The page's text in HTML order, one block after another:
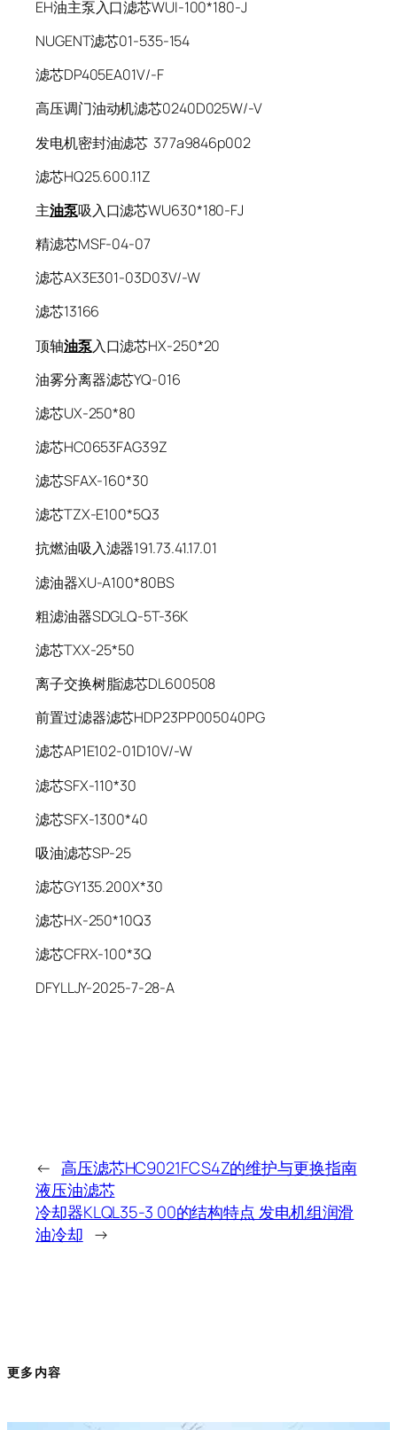
EH油主泵入口滤芯WUI-100*180-J
NUGENT滤芯01-535-154
滤芯DP405EA01V/-F
高压调门油动机滤芯0240D025W/-V
发电机密封油滤芯 377a9846p002
滤芯HQ25.600.11Z
主油泵吸入口滤芯WU630*180-FJ
精滤芯MSF-04-07
滤芯AX3E301-03D03V/-W
滤芯13166
顶轴油泵入口滤芯HX-250*20
油雾分离器滤芯YQ-016
滤芯UX-250*80
滤芯HC0653FAG39Z
滤芯SFAX-160*30
滤芯TZX-E100*5Q3
抗燃油吸入滤器191.73.41.17.01
滤油器XU-A100*80BS
粗滤油器SDGLQ-5T-36K
滤芯TXX-25*50
离子交换树脂滤芯DL600508
前置过滤器滤芯HDP23PP005040PG
滤芯AP1E102-01D10V/-W
滤芯SFX-110*30
滤芯SFX-1300*40
吸油滤芯SP-25
滤芯GY135.200X*30
滤芯HX-250*10Q3
滤芯CFRX-100*3Q
DFYLLJY-2025-7-28-A
← 高压滤芯HC9021FCS4Z的维护与更换指南
液压油滤芯
冷却器KLQL35-3 00的结构特点 发电机组润滑
油冷却 →
更多内容